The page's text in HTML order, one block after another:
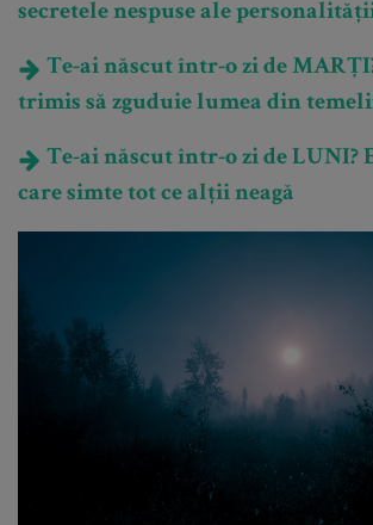
secretele nespuse ale
Te-ai născut într-o zi de
trimis să zguduie lumea din
Te-ai născut într-o zi de LUNI?
care simte tot ce alții neagă